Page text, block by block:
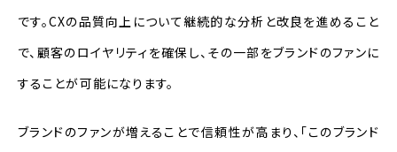
です。CXの品質向上について継続的な分析と改良を進めること
で、顧客のロイヤリティを確保し、その一部をブランドのファンに
することが可能になります。
ブランドのファンが増えることで信頼性が高まり、「このブランド